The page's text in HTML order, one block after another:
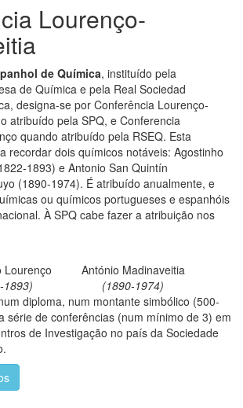
Lourenço-
de Química, instituído pela
de Química e pela Real Sociedad
designa-se por Conferência Lourenço-
atribuído pela SPQ, e Conferencia
quando atribuído pela RSEQ. Esta
recordar dois químicos notáveis: Agostinho
1893) e Antonio San Quintín
(1890-1974). É atribuído anualmente, e
ou químicos portugueses e espanhóis
À SPQ cabe fazer a atribuição nos
Lourenço
1893)
António Madinaveitia
(1890-1974)
diploma, num montante simbólico (500-
série de conferências (num mínimo de 3) em
de Investigação no país da Sociedade